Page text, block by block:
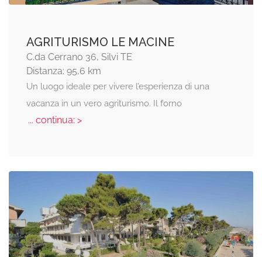
AGRITURISMO LE MACINE
C.da Cerrano 36, Silvi TE
Distanza: 95,6 km
Un luogo ideale per vivere l’esperienza di una
vacanza in un vero agriturismo. Il forno
... continua: >